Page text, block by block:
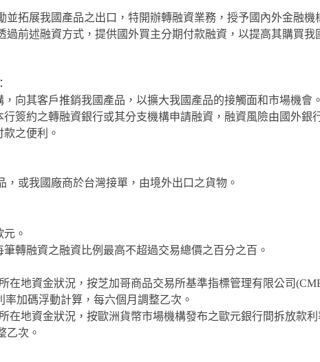
並拓展我國產品之出口，特開辦轉融資業務，授予國內外金融
過前述融資方式，提供國外買主分期付款融資，以提高其購買
，向其客戶推銷我國產品，以擴大我國產品的接觸面和市場機會。
行簽約之轉融資銀行或其分支機構申請融資，​融資風險由國外銀
之便利。
，或我國廠商於台灣接單，由境外出口之貨物。
。
轉融資之融資比例最高不超過交易總價之百分之百。
在地資金狀況，按芝加哥商品交易所基準指標管理有限公司
率加碼浮動計算，每六個月調整乙次。
在地資金狀況，按歐洲貨幣市場機構發布之歐元銀行間拆放款
乙次。